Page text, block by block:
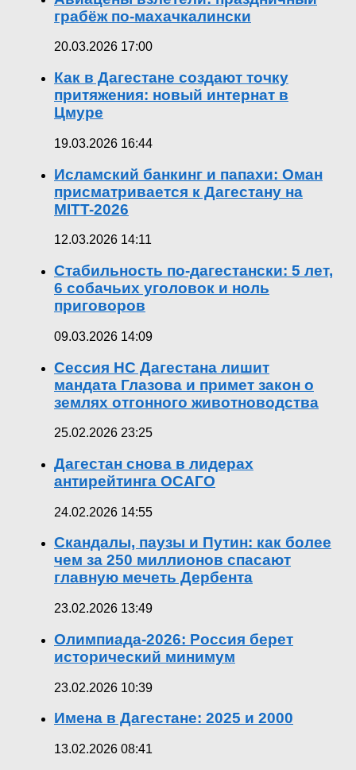
грабёж по-махачкалински
20.03.2026 17:00
Как в Дагестане создают точку
притяжения: новый интернат в
Цмуре
19.03.2026 16:44
Исламский банкинг и папахи: Оман
присматривается к Дагестану на
MITT-2026
12.03.2026 14:11
Стабильность по-дагестански: 5 лет,
6 собачьих уголовок и ноль
приговоров
09.03.2026 14:09
Сессия НС Дагестана лишит
мандата Глазова и примет закон о
землях отгонного животноводства
25.02.2026 23:25
Дагестан снова в лидерах
антирейтинга ОСАГО
24.02.2026 14:55
Скандалы, паузы и Путин: как более
чем за 250 миллионов спасают
главную мечеть Дербента
23.02.2026 13:49
Олимпиада-2026: Россия берет
исторический минимум
23.02.2026 10:39
Имена в Дагестане: 2025 и 2000
13.02.2026 08:41